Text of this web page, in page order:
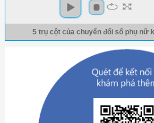
5 trụ cột của chuyển đổi số phụ nữ